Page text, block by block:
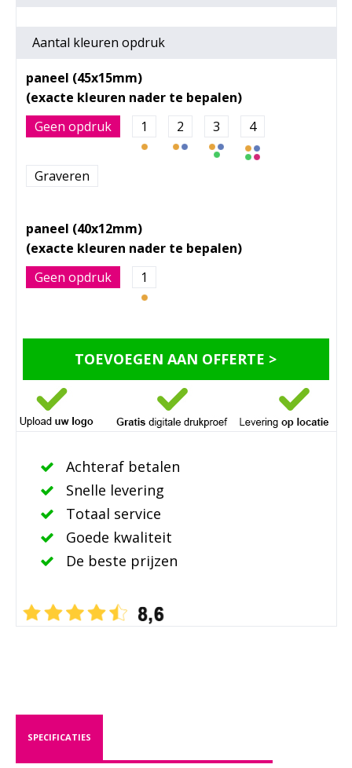
Aantal kleuren opdruk
paneel (45x15mm)
Geen opdruk 1 2 3 4
Graveren
paneel (40x12mm)
Geen opdruk 1
TOEVOEGEN AAN OFFERTE >
Achteraf betalen
Snelle levering
Totaal service
Goede kwaliteit
De beste prijzen
SPECIFICATIES